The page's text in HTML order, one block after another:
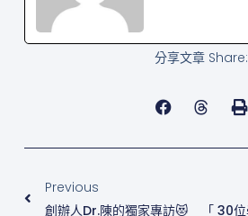
分享文章 Share:
Previous
創辦人Dr.陳的獨家專訪😻